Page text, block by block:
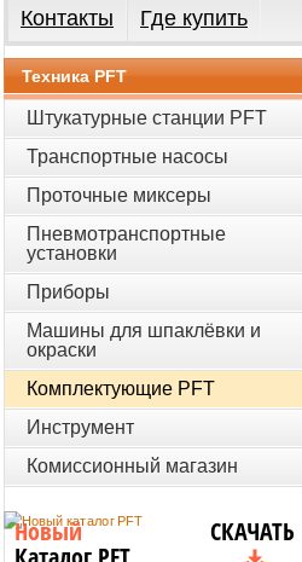
Контакты
Где купить
Техника PFT
Штукатурные станции PFT
Транспортные насосы
Проточные миксеры
Пневмотранспортные
установки
Приборы
Машины для шпаклёвки и
окраски
Комплектующие PFT
Инструмент
Комиссионный магазин
Новый СКАЧАТЬ